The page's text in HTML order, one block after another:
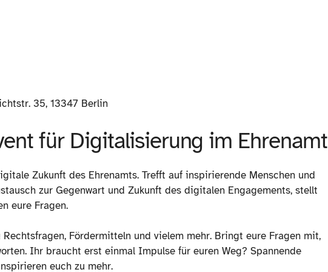
35, 13347 Berlin
für Digitalisierung im Ehrenamt
Zukunft des Ehrenamts. Trefft auf inspirierende Menschen und
zur Gegenwart und Zukunft des digitalen Engagements, stellt
eure Fragen.
Rechtsfragen, Fördermitteln und vielem mehr. Bringt eure Fragen mit,
Ihr braucht erst einmal Impulse für euren Weg? Spannende
euch zu mehr.